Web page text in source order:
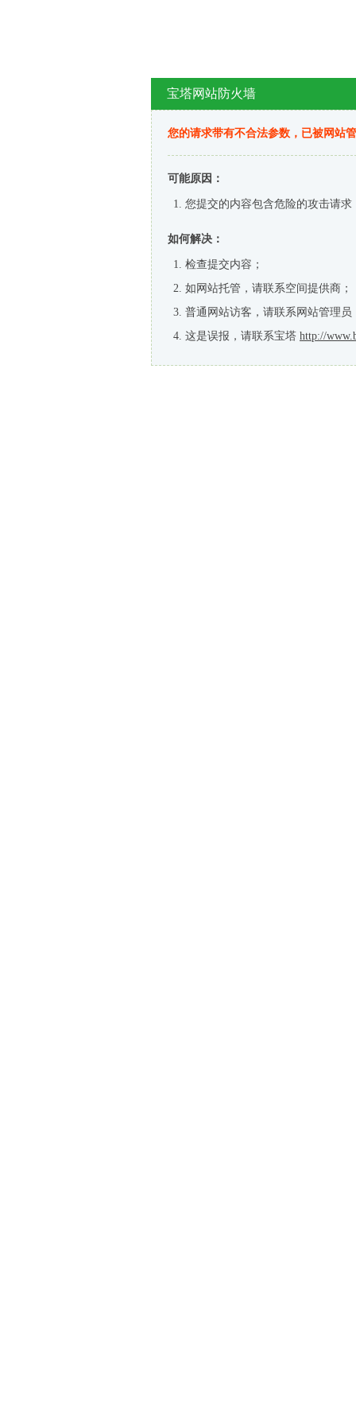
宝塔网站防火墙
您的请求带有不合法参数，已被网站
可能原因：
您提交的内容包含危险的攻击请求
如何解决：
检查提交内容；
如网站托管，请联系空间提供商；
普通网站访客，请联系网站管理员
这是误报，请联系宝塔 http://